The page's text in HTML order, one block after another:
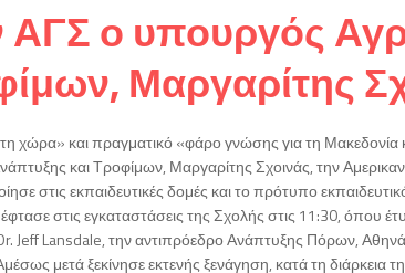
ΑΓΣ ο υπουργός
Μαργαρίτης
τη χώρα» και πραγματικό «φάρο γνώσης για τη
και Τροφίμων, Μαργαρίτης Σχοινάς, την
στις εκπαιδευτικές δομές και το πρότυπο
στις εγκαταστάσεις της Σχολής στις 11:30, όπου
Jeff Lansdale, την αντιπρόεδρο Ανάπτυξης Πόρων,
μετά ξεκίνησε εκτενής ξενάγηση, κατά τη